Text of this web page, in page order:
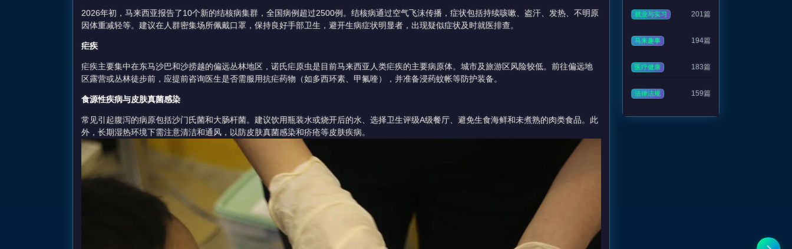
2026年初，马来西亚报告了10个新的结核病集群，全国病例超过2500例。结核病通过空气飞沫传播，症状包括持续咳嗽、盗汗、发热、不明原
因体重减轻等。建议在人群密集场所佩戴口罩，保持良好手部卫生，避开生病症状明显者，出现疑似症状及时就医排查。
疟疾
疟疾主要集中在东马沙巴和沙捞越的偏远丛林地区，诺氏疟原虫是目前马来西亚人类疟疾的主要病原体。城市及旅游区风险较低。前往偏远地
区露营或丛林徒步前，应提前咨询医生是否需服用抗疟药物（如多西环素、甲氟喹），并准备浸药蚊帐等防护装备。
食源性疾病与皮肤真菌感染
常见引起腹泻的病原包括沙门氏菌和大肠杆菌。建议饮用瓶装水或烧开后的水、选择卫生评级A级餐厅、避免生食海鲜和未煮熟的肉类食品。此
外，长期湿热环境下需注意清洁和通风，以防皮肤真菌感染和疥疮等皮肤疾病。
就业与实习 201篇
马来趣事 194篇
医疗健康 183篇
法律法规 159篇